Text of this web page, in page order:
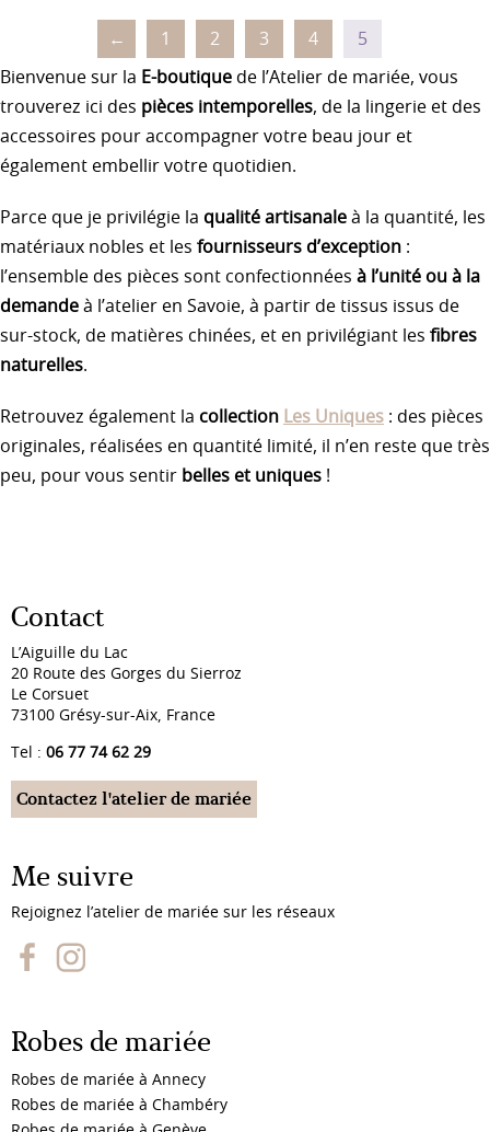
← 1 2 3 4 5
Bienvenue sur la E-boutique de l’Atelier de mariée, vous
trouverez ici des pièces intemporelles, de la lingerie et des
accessoires pour accompagner votre beau jour et
également embellir votre quotidien.
Parce que je privilégie la qualité artisanale à la quantité, les
matériaux nobles et les fournisseurs d’exception :
l’ensemble des pièces sont confectionnées à l’unité ou à la
demande à l’atelier en Savoie, à partir de tissus issus de
sur-stock, de matières chinées, et en privilégiant les fibres
naturelles.
Retrouvez également la collection Les Uniques : des pièces
originales, réalisées en quantité limité, il n’en reste que très
peu, pour vous sentir belles et uniques !
Contact
L’Aiguille du Lac
20 Route des Gorges du Sierroz
Le Corsuet
73100 Grésy-sur-Aix, France
Tel : 06 77 74 62 29
Contactez l'atelier de mariée
Me suivre
Rejoignez l’atelier de mariée sur les réseaux
Robes de mariée
Robes de mariée à Annecy
Robes de mariée à Chambéry